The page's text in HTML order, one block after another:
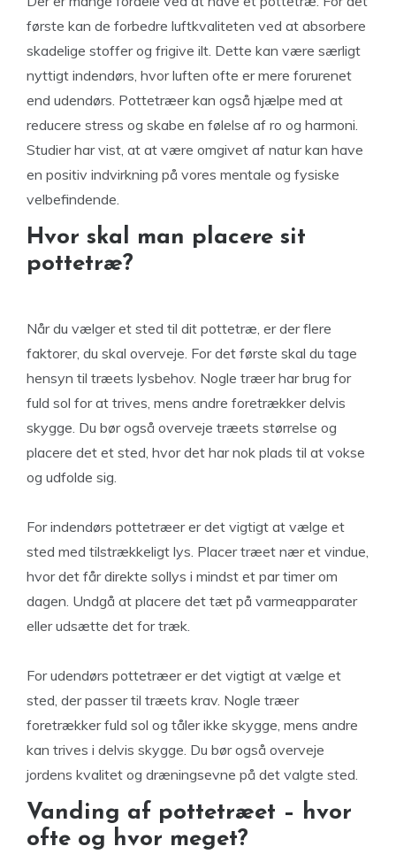
første kan de forbedre luftkvaliteten ved at absorbere
skadelige stoffer og frigive ilt. Dette kan være særligt
nyttigt indendørs, hvor luften ofte er mere forurenet
end udendørs. Pottetræer kan også hjælpe med at
reducere stress og skabe en følelse af ro og harmoni.
Studier har vist, at at være omgivet af natur kan have
en positiv indvirkning på vores mentale og fysiske
velbefindende.
Hvor skal man placere sit
pottetræ?
Når du vælger et sted til dit pottetræ, er der flere
faktorer, du skal overveje. For det første skal du tage
hensyn til træets lysbehov. Nogle træer har brug for
fuld sol for at trives, mens andre foretrækker delvis
skygge. Du bør også overveje træets størrelse og
placere det et sted, hvor det har nok plads til at vokse
og udfolde sig.
For indendørs pottetræer er det vigtigt at vælge et
sted med tilstrækkeligt lys. Placer træet nær et vindue,
hvor det får direkte sollys i mindst et par timer om
dagen. Undgå at placere det tæt på varmeapparater
eller udsætte det for træk.
For udendørs pottetræer er det vigtigt at vælge et
sted, der passer til træets krav. Nogle træer
foretrækker fuld sol og tåler ikke skygge, mens andre
kan trives i delvis skygge. Du bør også overveje
jordens kvalitet og dræningsevne på det valgte sted.
Vanding af pottetræet – hvor
ofte og hvor meget?